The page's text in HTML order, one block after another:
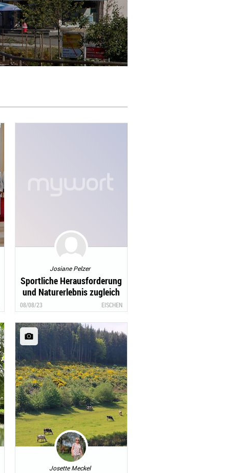
Josiane Pelzer
Sportliche Herausforderung
und Naturerlebnis zugleich
08/08/23 EISCHEN
Josette Meckel